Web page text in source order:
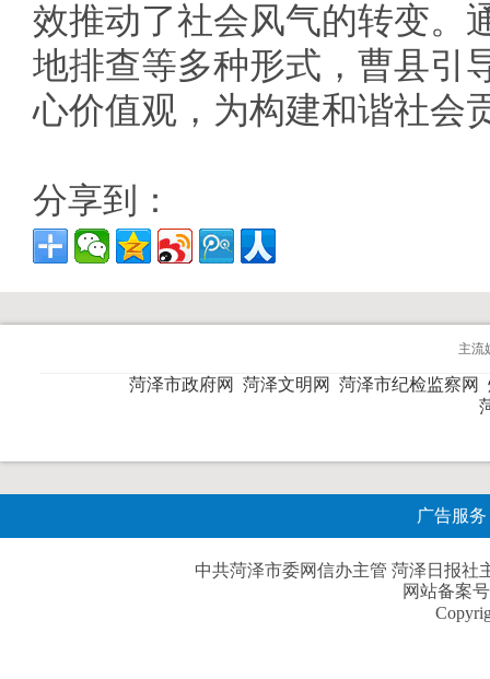
效推动了社会风气的转变。
地排查等多种形式，曹县引
心价值观，为构建和谐社会
分享到：
主流
菏泽市政府网 菏泽文明网 菏泽市纪检监察网
广告服务
中共菏泽市委网信办主管 菏泽日报社
网站备案